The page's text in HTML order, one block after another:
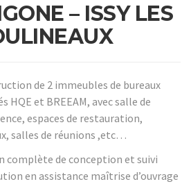
– ISSY LES
de 2 immeubles de bureaux
HQE et BREEAM, avec salle de
espaces de restauration,
salles de réunions ,etc…
complète de conception et suivi
en assistance maîtrise d’ouvrage